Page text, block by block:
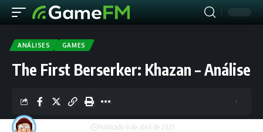
ANÁLISES GAMES
The First Berserker: Khazan – Análise
Lafaiete Augusto Publicado 6 de abril de 2025